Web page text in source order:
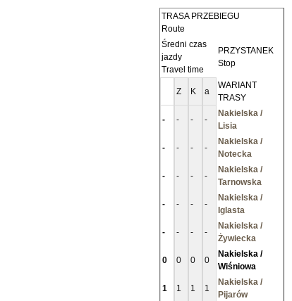
TRASA PRZEBIEGU
Route
Średni czas
jazdy
Travel time
PRZYSTANEK
Stop
Z K a
WARIANT
TRASY
- - - -
Nakielska /
Lisia
- - - -
Nakielska /
Notecka
- - - -
Nakielska /
Tarnowska
- - - -
Nakielska /
Iglasta
- - - -
Nakielska /
Żywiecka
0 0 0 0
Nakielska /
Wiśniowa
1 1 1 1
Nakielska /
Pijarów